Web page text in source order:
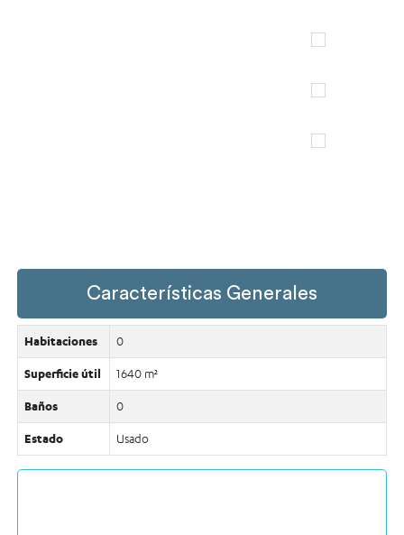
Características Generales
Habitaciones 0
Superficie útil 1640 m²
Baños 0
Estado Usado